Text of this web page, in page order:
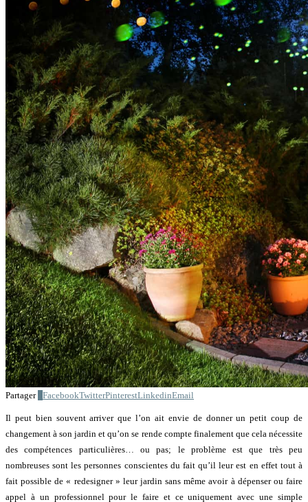
Partager FacebookTwitterPinterestLinkedinEmail
Il peut bien souvent arriver que l’on ait envie de donner un petit coup de
changement à son jardin et qu’on se rende compte finalement que cela nécessite
des compétences particulières… ou pas; le problème est que très peu
nombreuses sont les personnes conscientes du fait qu’il leur est en effet tout à
fait possible de « redesigner » leur jardin sans même avoir à dépenser ou faire
appel à un professionnel pour le faire et ce uniquement avec une simple